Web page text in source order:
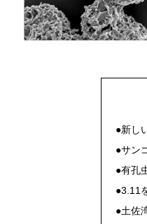
●新し
●サン
●有孔
●3.11
●土佐